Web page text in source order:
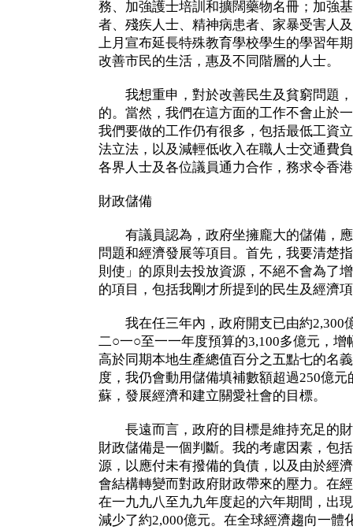
務、加強護士培訓和擴闊藥物名冊；加強
者、殘疾人士、精神病患者、家暴受害人
上月宣布延長特殊教育學校學生的學習年
改善市民的生活，惠及不同階層的人士。
我想重申，對於改善民生及貧窮問題，
的。當然，我們在這方面的工作不會止於
我們要做的工作仍有很多，包括最低工資
法立法，以及減輕低收入在職人士交通費
各界人士及各位議員通力合作，務求令香
財政儲備
有議員認為，政府坐擁龐大的儲備，應
問題和經濟發展等項目。首先，我要清楚
則使」的原則去投放資源，不絕不會為了
的項目，包括我剛才所提到的民生及經濟
我在任三年內，政府開支已由約2,300
二○一○至一一年度預算的3,100多億元，
高於同期本地生產總值百分之五點七的名
度，我仍會動用儲備填補數額超過250億
蘇，發展經濟和建立關愛社會的目標。
長遠而言，政府的目標是維持充足的財
財政儲備是一個判斷。我的考慮因素，包
源，以應付未有撥備的負債，以及由於經
會結構轉變而對政府財政帶來的壓力。在
在一九九八至九九年度起的六年期間，出
減少了約2,000億元。在全球經濟趨向一體